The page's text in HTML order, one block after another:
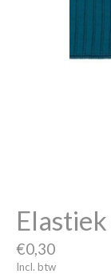
€0,30
Incl. btw